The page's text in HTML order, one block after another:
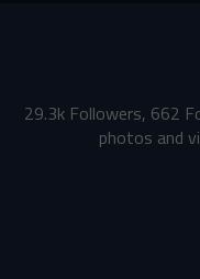
29.3k Followers, 662
photos and